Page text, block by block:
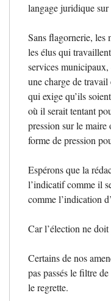
langage juridique sur
Sans flagornerie, les
les élus qui
services
une charge de
qui exige qu’ils
où il serait tentant
pression sur le maire
forme de pression
Espérons que la
l’indicatif comme il
comme l’indication
Car l’élection ne doit
Certains de nos
pas passés le filtre
le regrette.